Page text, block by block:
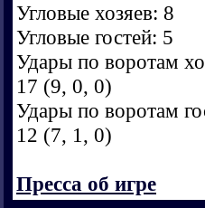
Угловые хозяев: 8
Угловые гостей: 5
Удары по воротам
17 (9, 0, 0)
Удары по воротам
12 (7, 1, 0)
Пресса об игре